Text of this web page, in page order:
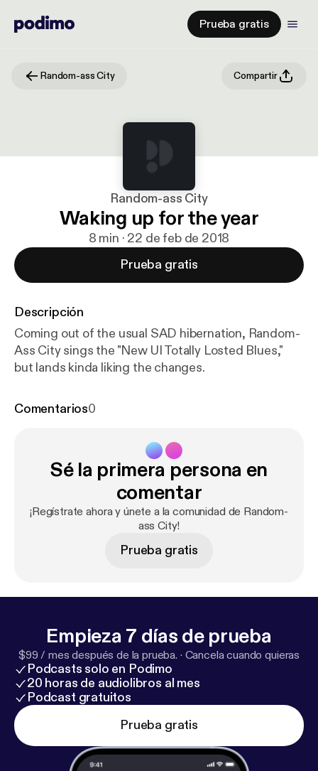
Prueba gratis
Random-ass City Compartir
Random-ass City
Waking up for the year
8 min · 22 de feb de 2018
Prueba gratis
Descripción
Coming out of the usual SAD hibernation, Random-
Ass City sings the "New UI Totally Losted Blues,"
but lands kinda liking the changes.
Comentarios0
Sé la primera persona en
comentar
¡Regístrate ahora y únete a la comunidad de Random-
ass City!
Prueba gratis
Empieza 7 días de prueba
$99 / mes después de la prueba. · Cancela cuando quieras
Podcasts solo en Podimo
20 horas de audiolibros al mes
Podcast gratuitos
Prueba gratis